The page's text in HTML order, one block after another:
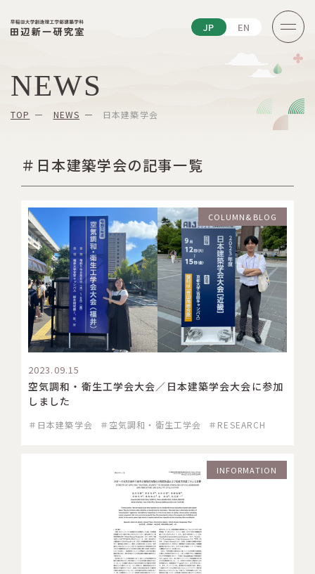
JP EN
NEWS
TOP NEWS 日本建築学会
＃日本建築学会の記事一覧
COLUMN&BLOG
2023.09.15
空気調和・衛生工学会大会／日本建築学会大会に参加
しました
＃日本建築学会 ＃空気調和・衛生工学会 ＃RESEARCH
INFORMATION